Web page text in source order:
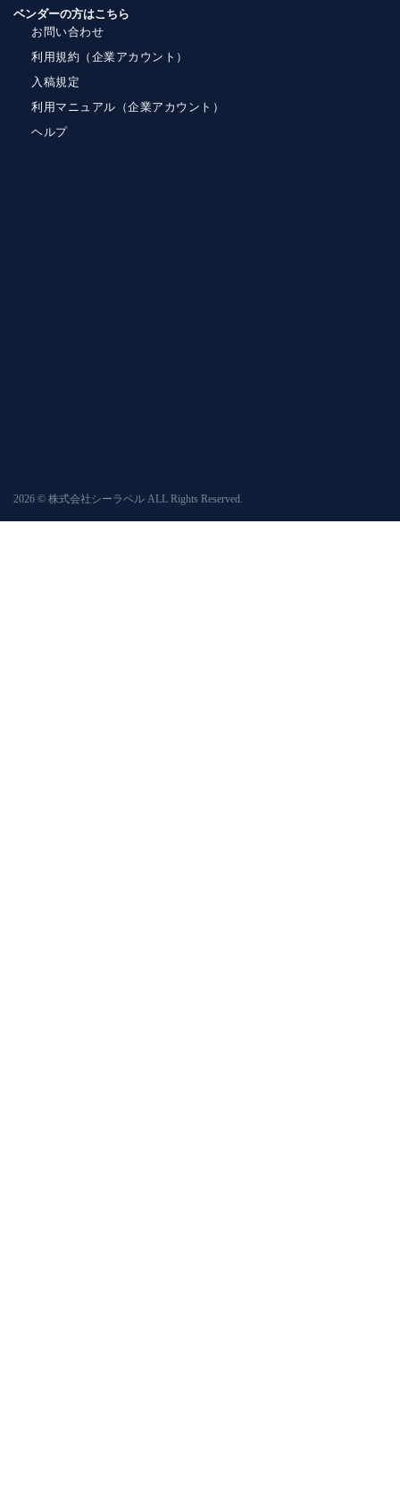
ベンダーの方はこちら
お問い合わせ
利用規約（企業アカウント）
入稿規定
利用マニュアル（企業アカウント）
ヘルプ
2026 © 株式会社シーラベル ALL Rights Reserved.